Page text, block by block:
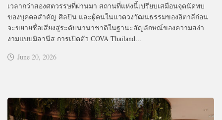
เวลากว่าสองศตวรรษที่ผ่านมา สถานที่แห่งนี้เปรียบเสมือนจุดนัดพบ
ของบุคคลสำคัญ ศิลปิน และผู้คนในแวดวงวัฒนธรรมของอิตาลีก่อน
จะขยายชื่อเสียงสู่ระดับนานาชาติในฐานะสัญลักษณ์ของความสง่า
งามแบบมิลานีส การเปิดตัว COVA Thailand...
June 20, 2026